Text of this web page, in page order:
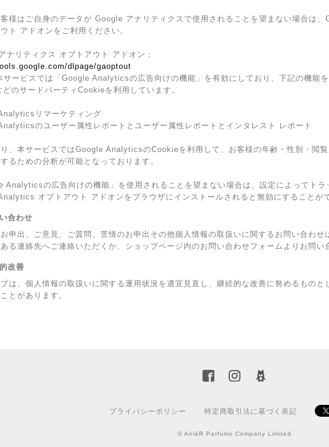
様はご自身のデータが Google アナリティクスで使用されることを望まない場合は
ト アドオンをご利用ください。
ナリティクス オプトアウト アドオン：
dlpage/gaoptout
サービスでは「Google Analyticsの広告向けの機能」を有効にしており、下記の機能
のサードパーティCookieを利用しています。
リマーケティング
のユーザー属性レポートとユーザー属性レポートとインタレスト レポート
、本サービスではGoogle AnalyticsのCookieを利用して、お客様の年齢・性別・閲
るための分析が可能となっております。
Analyticsの広告向けの機能」を使用されることを望まない場合は、設定によってトラ
オプトアウト アドオンをブラウザにインストールされると無効にすることが
合わせ
申出、ご意見、ご質問、苦情のお申出その他個人情報の取扱いに関するお問い合わ
る連絡先へご連絡いただくか、ショップページ内のお問い合わせフォームよりお問い
改善
は、個人情報の取扱いに関する運用状況を適宜見直し、継続的な改善に努めるもの
とがあります。
プライバシーポリシー 特定商取引法に基づく表記
© AnièR Parfums Company Limited